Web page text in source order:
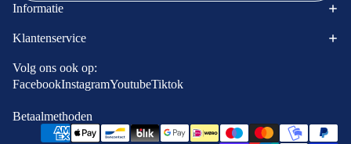
Informatie
Klantenservice
Volg ons ook op:
FacebookInstagramYoutubeTiktok
Betaalmethoden
Terugbetalingsbeleid
Contactgegevens
Privacybeleid
Verzendbeleid